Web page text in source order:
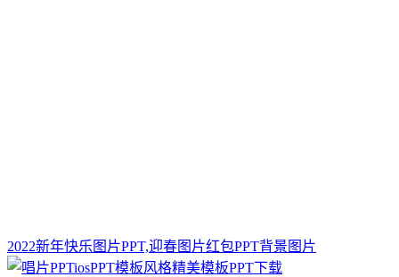
2022新年快乐图片PPT,迎春图片红包PPT背景图片